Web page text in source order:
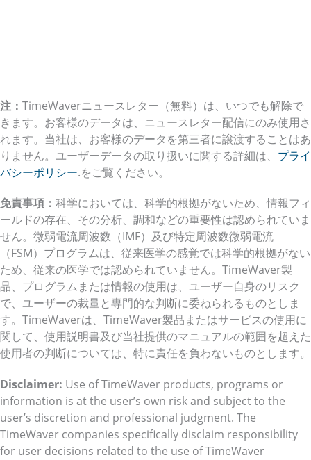
注： TimeWaverニュースレター（無料）は、いつでも解除で
きます。お客様のデータは、ニュースレター配信にのみ使用さ
れます。当社は、お客様のデータを第三者に譲渡することはあ
りません。ユーザーデータの取り扱いに関する詳細は、 プライ
バシーポリシー.をご覧ください。
免責事項： 科学においては、科学的根拠がないため、情報フィ
ールドの存在、その分析、調和などの重要性は認められていま
せん。微弱電流周波数（IMF）及び特定周波数微弱電流
（FSM）プログラムは、従来医学の感覚では科学的根拠がない
ため、従来の医学では認められていません。TimeWaver製
品、プログラムまたは情報の使用は、ユーザー自身のリスク
で、ユーザーの裁量と専門的な判断に委ねられるものとしま
す。TimeWaverは、TimeWaver製品またはサービスの使用に
関して、使用説明書及び当社提供のマニュアルの範囲を超えた
使用者の判断については、特に責任を負わないものとします。
Disclaimer: Use of TimeWaver products, programs or
information is at the user’s own risk and subject to the
user’s discretion and professional judgment. The
TimeWaver companies specifically disclaim responsibility
for user decisions related to the use of TimeWaver